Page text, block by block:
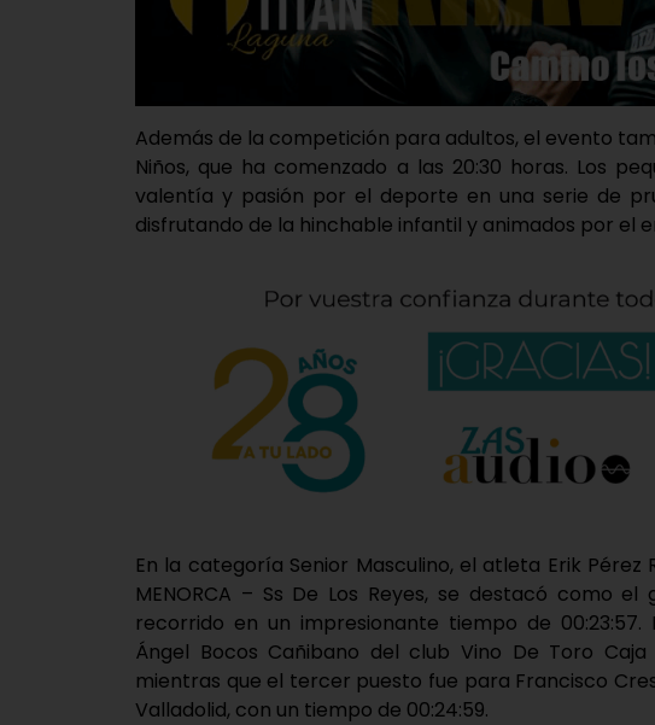
Además de la competición para adultos, el evento
Niños, que ha comenzado a las 20:30 horas. Los
valentía y pasión por el deporte en una serie de
disfrutando de la hinchable infantil y animados por el
En la categoría Senior Masculino, el atleta Erik
MENORCA – Ss De Los Reyes, se destacó como
recorrido en un impresionante tiempo de 00:23:57.
Ángel Bocos Cañibano del club Vino De Toro
mientras que el tercer puesto fue para Francisco
Valladolid, con un tiempo de 00:24:59.